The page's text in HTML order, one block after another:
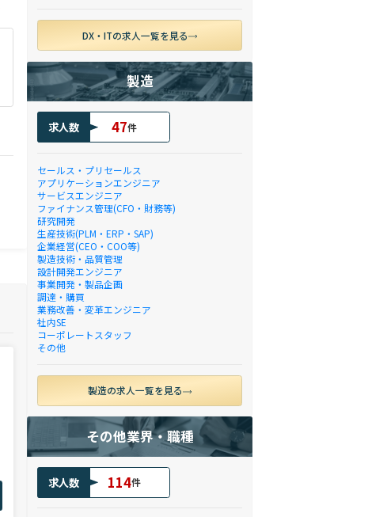
DX・ITの求人一覧を見る
製造
求人数 47件
セールス・プリセールス
アプリケーションエンジニア
サービスエンジニア
ファイナンス管理(CFO・財務等)
研究開発
生産技術(PLM・ERP・SAP)
企業経営(CEO・COO等)
製造技術・品質管理
設計開発エンジニア
事業開発・製品企画
調達・購買
業務改善・変革エンジニア
社内SE
コーポレートスタッフ
その他
製造の求人一覧を見る
その他業界・職種
求人数 114件